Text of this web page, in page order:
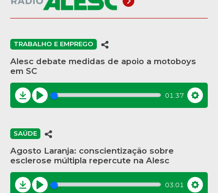
TRABALHO E EMPREGO
Alesc debate medidas de apoio a motoboys
em SC
Download
Play
01:37
SAÚDE
Agosto Laranja: conscientização sobre
esclerose múltipla repercute na Alesc
03:01